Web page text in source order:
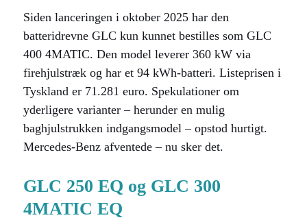
Siden lanceringen i oktober 2025 har den
batteridrevne GLC kun kunnet bestilles som GLC
400 4MATIC. Den model leverer 360 kW via
firehjulstræk og har et 94 kWh-batteri. Listeprisen i
Tyskland er 71.281 euro. Spekulationer om
yderligere varianter – herunder en mulig
baghjulstrukken indgangsmodel – opstod hurtigt.
Mercedes-Benz afventede – nu sker det.
GLC 250 EQ og GLC 300
4MATIC EQ